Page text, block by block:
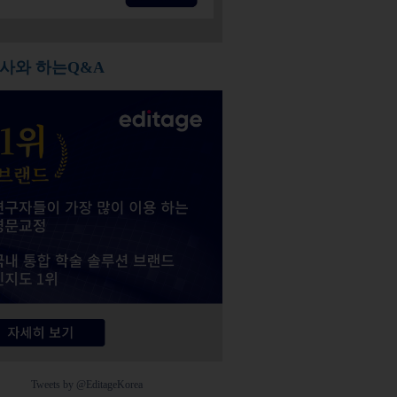
와 하는Q&A
Tweets by @EditageKorea